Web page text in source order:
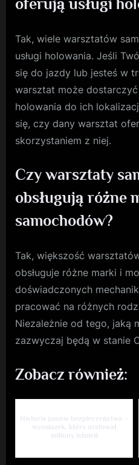
oferują usługi
Tak, wiele warsztatów
usługi holowania. Jeśli
się do jazdy lub jesteś w
warsztat może
holowania do ich
się, czy dany warsztat
skorzystaniem z niej.
Czy warsztaty
obsługują różne
samochodów?
Tak, większość
obsługuje różne marki i
doświadczonych
pracować na różnych
Niezależnie od tego, jaką
zazwyczaj będą w stanie
Zobacz również:
Historia pasów bezpieczeństwa –
wynalazek, który uratował
miliony istnień